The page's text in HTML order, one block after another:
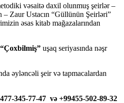
vəsaitə daxil olunmuş şeirlər –
– Zaur Ustacın “Güllünün Şeirləri”
əsas kitab mağazalarından
“Çoxbilmiş” uşaq seriyasında nəşr
əyləncəli şeir və tapmacalardan
345-77-47 və +99455-502-89-32